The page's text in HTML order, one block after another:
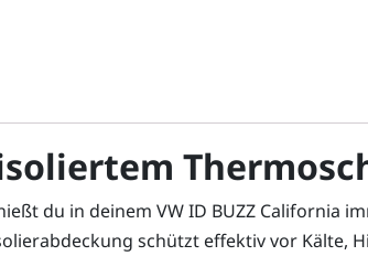
du in deinem VW ID BUZZ California
schützt effektiv vor Kälte,